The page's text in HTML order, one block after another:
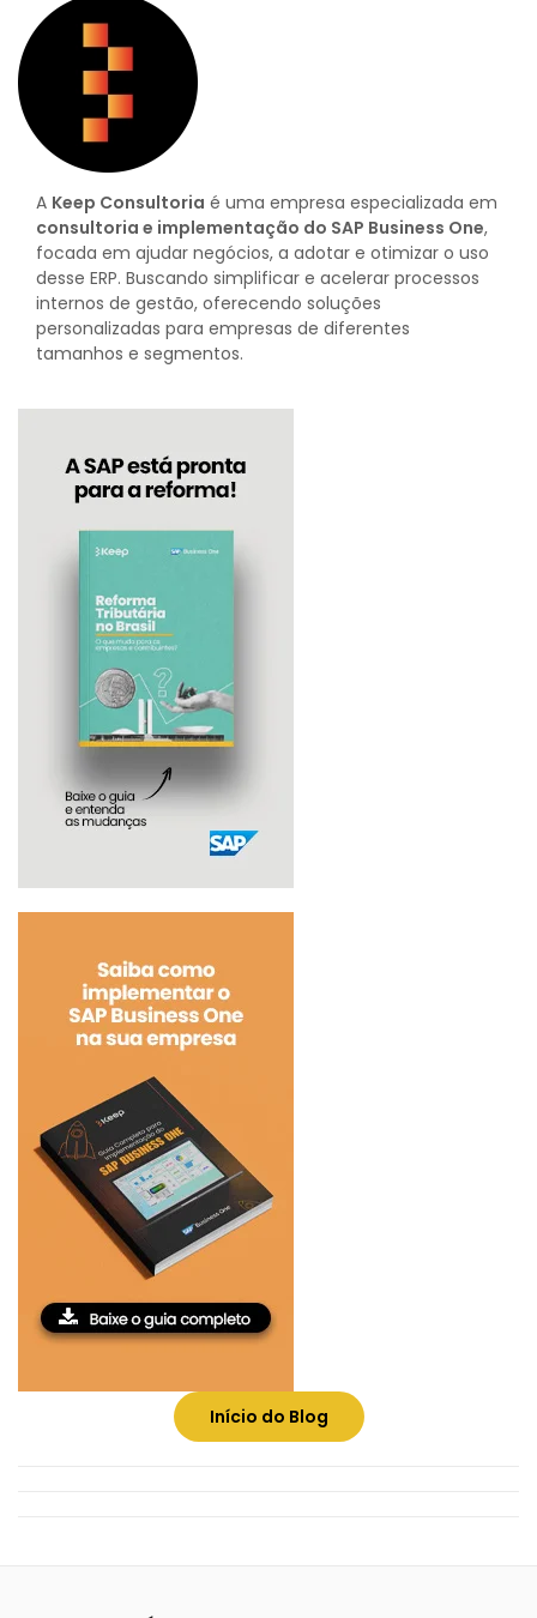
Início do Blog
A Keep Consultoria é uma empresa especializada em
consultoria e implementação do SAP Business One,
focada em ajudar negócios, a adotar e otimizar o uso
desse ERP. Buscando simplificar e acelerar processos
internos de gestão, oferecendo soluções
personalizadas para empresas de diferentes
tamanhos e segmentos.